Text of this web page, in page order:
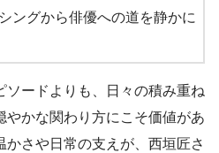
ングから俳優への道を静かに
ソードよりも、日々の積み重ね
やかな関わり方にこそ価値があ
かさや日常の支えが、西垣匠さ